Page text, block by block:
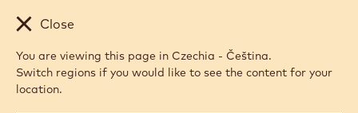
Skip to main content
Close
You are viewing this page in Czechia - Čeština.
Switch regions if you would like to see the content for your
location.